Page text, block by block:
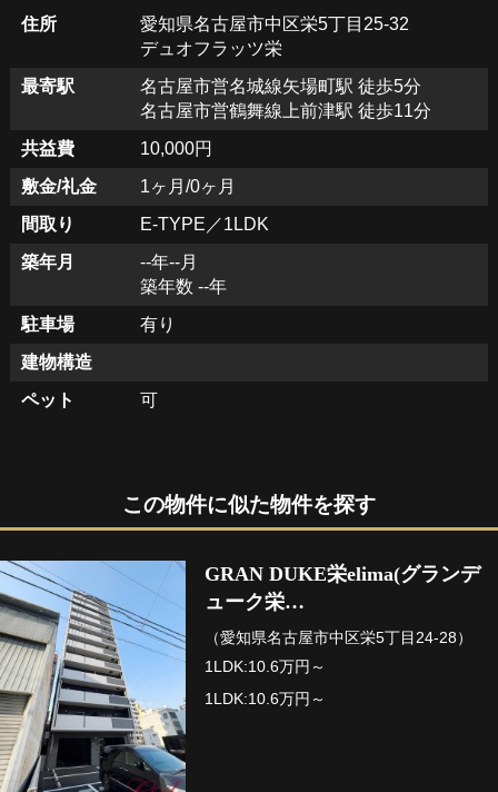
住所
愛知県名古屋市中区栄5丁目25-32
デュオフラッツ栄
最寄駅
名古屋市営名城線矢場町駅 徒歩5分
名古屋市営鶴舞線上前津駅 徒歩11分
共益費
10,000円
敷金/礼金
1ヶ月/0ヶ月
間取り
E-TYPE／1LDK
築年月
--年--月
築年数 --年
駐車場
有り
建物構造
ペット
可
この物件に似た物件を探す
GRAN DUKE栄elima(グランデ
ューク栄…
（愛知県名古屋市中区栄5丁目24-28）
1LDK:10.6万円～
1LDK:10.6万円～